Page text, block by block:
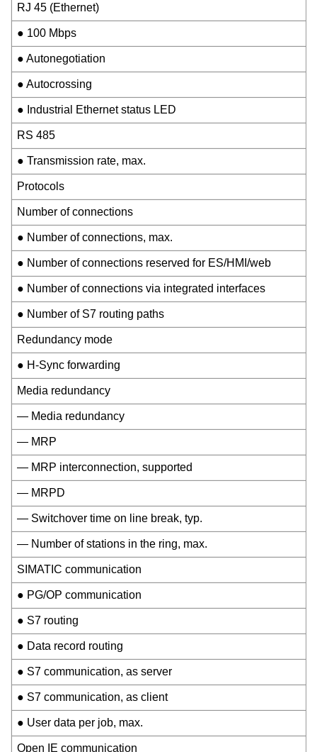
RJ 45 (Ethernet)
● 100 Mbps
● Autonegotiation
● Autocrossing
● Industrial Ethernet status LED
RS 485
● Transmission rate, max.
Protocols
Number of connections
● Number of connections, max.
● Number of connections reserved for ES/HMI/web
● Number of connections via integrated interfaces
● Number of S7 routing paths
Redundancy mode
● H-Sync forwarding
Media redundancy
— Media redundancy
— MRP
— MRP interconnection, supported
— MRPD
— Switchover time on line break, typ.
— Number of stations in the ring, max.
SIMATIC communication
● PG/OP communication
● S7 routing
● Data record routing
● S7 communication, as server
● S7 communication, as client
● User data per job, max.
Open IE communication